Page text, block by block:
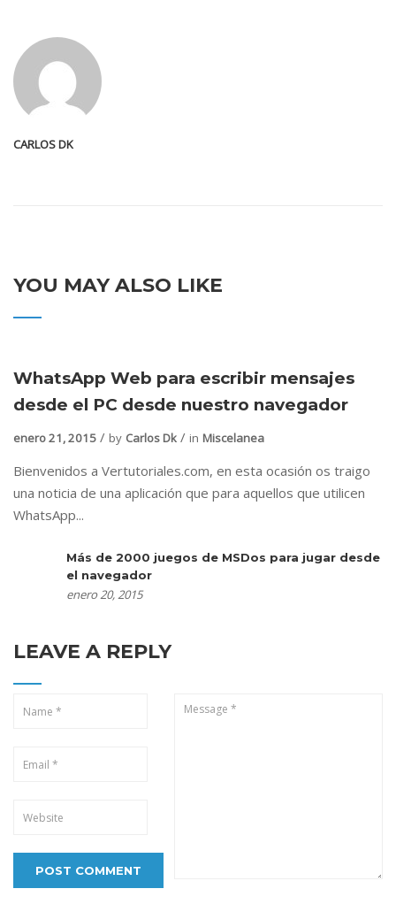
CARLOS DK
YOU MAY ALSO LIKE
WhatsApp Web para escribir mensajes
desde el PC desde nuestro navegador
enero 21, 2015 by Carlos Dk in Miscelanea
Bienvenidos a Vertutoriales.com, en esta ocasión os traigo
una noticia de una aplicación que para aquellos que utilicen
WhatsApp...
Más de 2000 juegos de MSDos para jugar desde
el navegador
enero 20, 2015
LEAVE A REPLY